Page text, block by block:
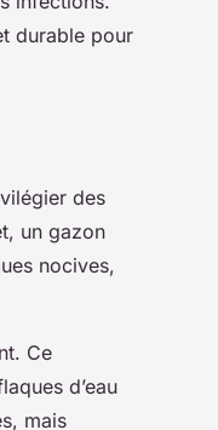
durable pour
des
un gazon
nocives,
Ce
d’eau
mais